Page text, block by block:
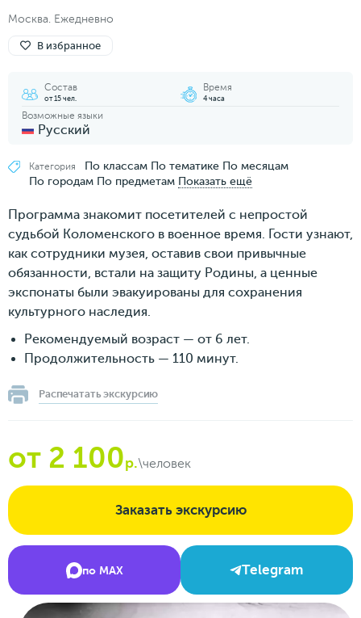
Москва. Ежедневно
В избранное
Состав
от 15 чел.
Время
4 часа
Возможные языки
Русский
Категория По классам По тематике По месяцам
По городам По предметам Показать ещё
Программа знакомит посетителей с непростой
судьбой Коломенского в военное время. Гости узнают,
как сотрудники музея, оставив свои привычные
обязанности, встали на защиту Родины, а ценные
экспонаты были эвакуированы для сохранения
культурного наследия.
Рекомендуемый возраст — от 6 лет.
Продолжительность — 110 минут.
Распечатать экскурсию
от 2 100р.\человек
Заказать экскурсию
по MAX Telegram